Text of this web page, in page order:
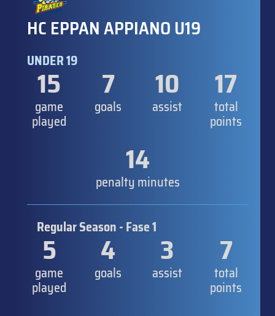
HC EPPAN APPIANO U19
UNDER 19
15
game
played
7
goals
10
assist
17
total
points
14
penalty minutes
Regular Season - Fase 1
5
game
played
4
goals
3
assist
7
total
points